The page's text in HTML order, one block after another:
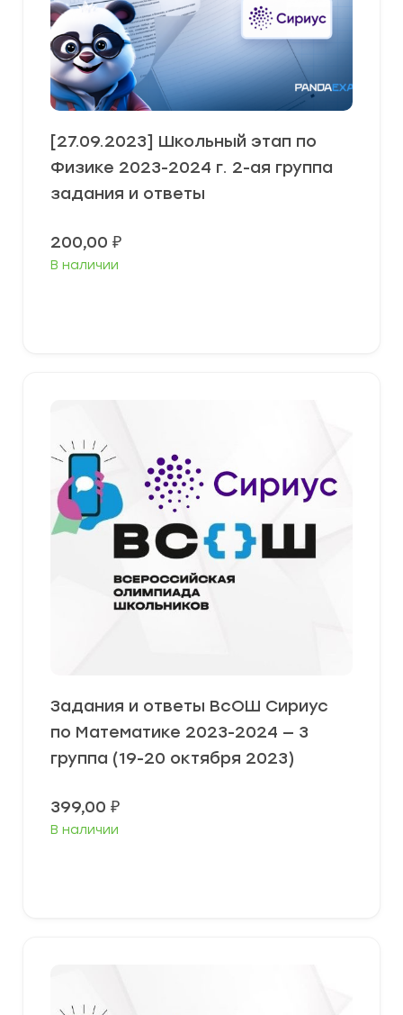
[27.09.2023] Школьный этап по
Физике 2023-2024 г. 2-ая группа
задания и ответы
200,00 ₽
В наличии
Задания и ответы ВсОШ Сириус
по Математике 2023-2024 — 3
группа (19-20 октября 2023)
399,00 ₽
В наличии